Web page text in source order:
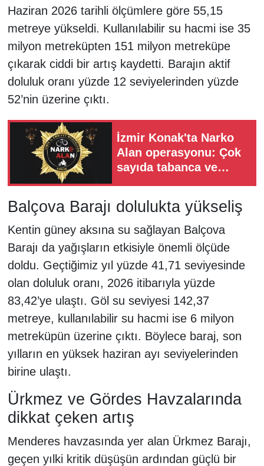
Haziran 2026 tarihli ölçümlere göre 55,15
metreye yükseldi. Kullanılabilir su hacmi ise 35
milyon metreküpten 151 milyon metreküpe
çıkarak ciddi bir artış kaydetti. Barajın aktif
doluluk oranı yüzde 12 seviyelerinden yüzde
52’nin üzerine çıktı.
İzmir Konak'ta Narko
Alan operasyonu: Çok
sayıda tabanca ve
Balçova Barajı dolulukta yükseliş
Kentin güney aksına su sağlayan Balçova
Barajı da yağışların etkisiyle önemli ölçüde
doldu. Geçtiğimiz yıl yüzde 41,71 seviyesinde
olan doluluk oranı, 2026 itibarıyla yüzde
83,42’ye ulaştı. Göl su seviyesi 142,37
metreye, kullanılabilir su hacmi ise 6 milyon
metreküpün üzerine çıktı. Böylece baraj, son
yılların en yüksek haziran ayı seviyelerinden
birine ulaştı.
Ürkmez ve Gördes Havzalarında
dikkat çeken artış
Menderes havzasında yer alan Ürkmez Barajı,
geçen yılki kritik düşüşün ardından güçlü bir